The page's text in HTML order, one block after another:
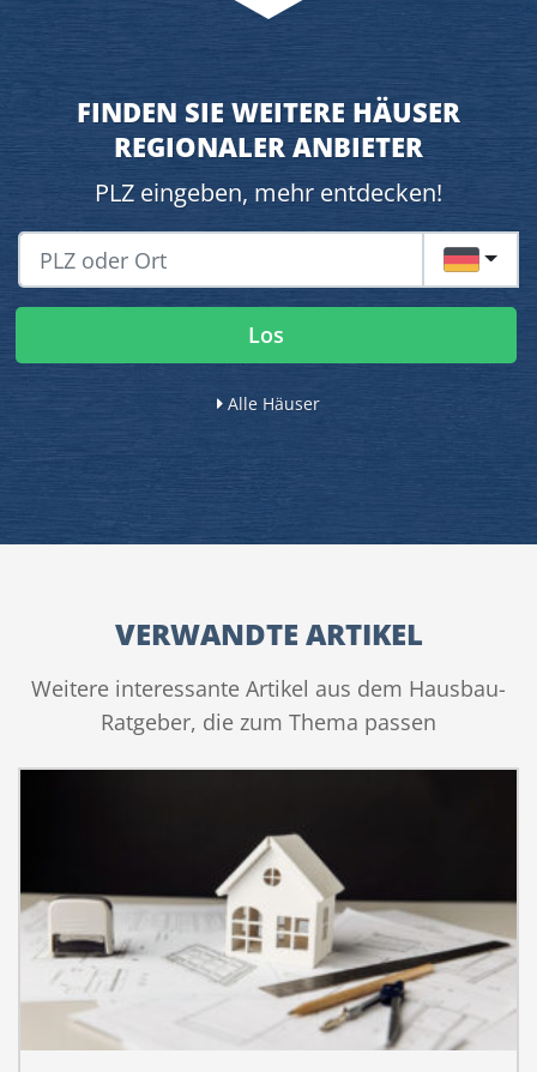
FINDEN SIE WEITERE HÄUSER
REGIONALER ANBIETER
PLZ eingeben, mehr entdecken!
DE
Los
Alle Häuser
VERWANDTE ARTIKEL
Weitere interessante Artikel aus dem Hausbau-
Ratgeber, die zum Thema passen